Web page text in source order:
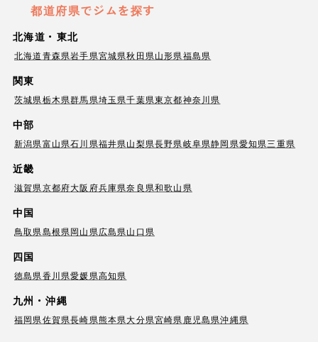
都道府県でジムを探す
北海道・東北
北海道青森県岩手県宮城県秋田県山形県福島県
関東
茨城県栃木県群馬県埼玉県千葉県東京都神奈川県
中部
新潟県富山県石川県福井県山梨県長野県岐阜県静岡県愛知県三重県
近畿
滋賀県京都府大阪府兵庫県奈良県和歌山県
中国
鳥取県島根県岡山県広島県山口県
四国
徳島県香川県愛媛県高知県
九州・沖縄
福岡県佐賀県長崎県熊本県大分県宮崎県 鹿児島県沖縄県